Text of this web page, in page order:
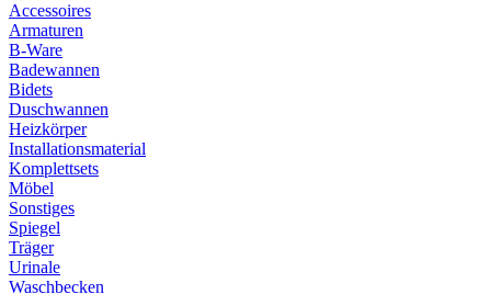
Accessoires
Armaturen
B-Ware
Badewannen
Bidets
Duschwannen
Heizkörper
Installationsmaterial
Komplettsets
Möbel
Sonstiges
Spiegel
Träger
Urinale
Waschbecken